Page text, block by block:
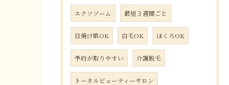
エクソソーム 最短３週間ごと
日焼け肌OK 白毛OK ほくろOK
予約が取りやすい 介護脱毛
トータルビューティーサロン